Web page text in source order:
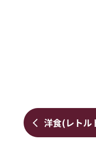
洋食(レトル